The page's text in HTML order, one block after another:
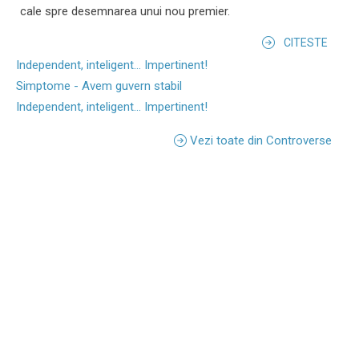
cale spre desemnarea unui nou premier.
CITESTE
Independent, inteligent... Impertinent!
Simptome - Avem guvern stabil
Independent, inteligent... Impertinent!
Vezi toate din Controverse